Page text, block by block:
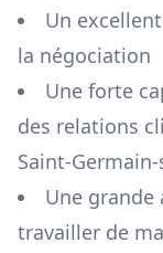
Un
la négociation
Une forte
des relations
Saint-
Une
travailler de